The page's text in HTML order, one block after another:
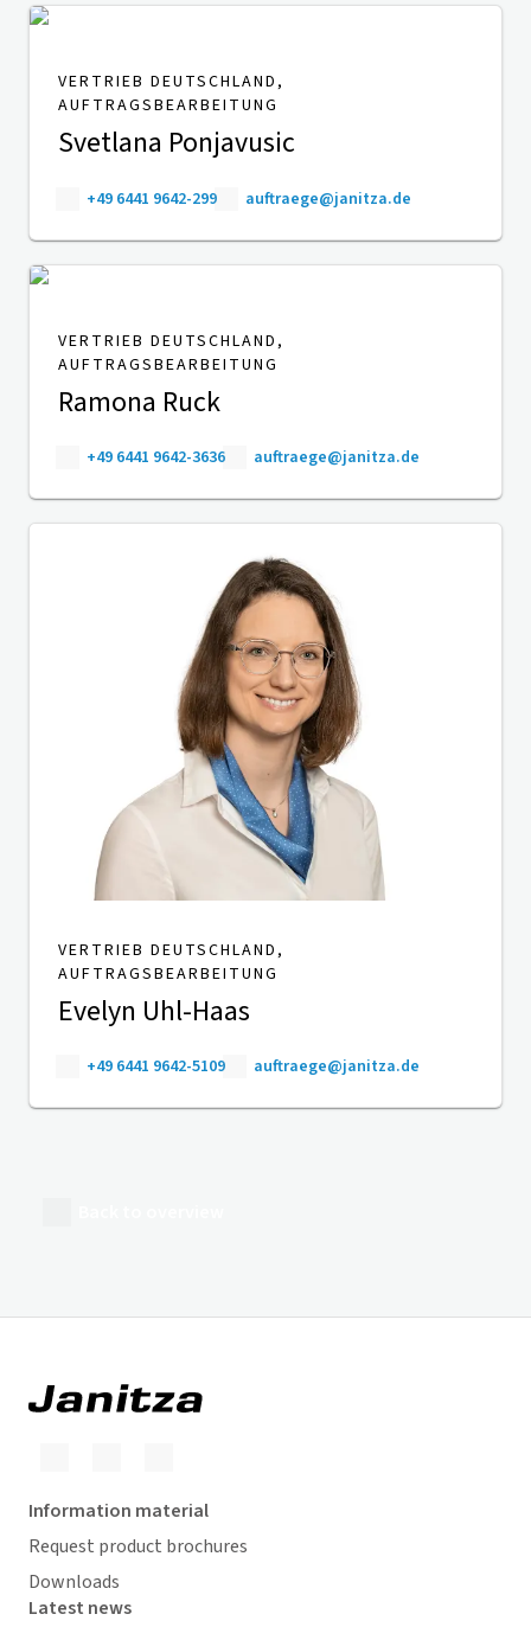
VERTRIEB DEUTSCHLAND,
AUFTRAGSBEARBEITUNG
Svetlana Ponjavusic
+49 6441 9642-299 auftraege@janitza.de
VERTRIEB DEUTSCHLAND,
AUFTRAGSBEARBEITUNG
Ramona Ruck
+49 6441 9642-3636 auftraege@janitza.de
VERTRIEB DEUTSCHLAND,
AUFTRAGSBEARBEITUNG
Evelyn Uhl-Haas
+49 6441 9642-5109 auftraege@janitza.de
Information material
Request product brochures
Downloads
Latest news